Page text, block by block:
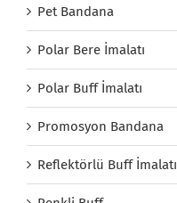
Pet Bandana
Polar Bere İmalatı
Polar Buff İmalatı
Promosyon Bandana
Reflektörlü Buff İmalatı